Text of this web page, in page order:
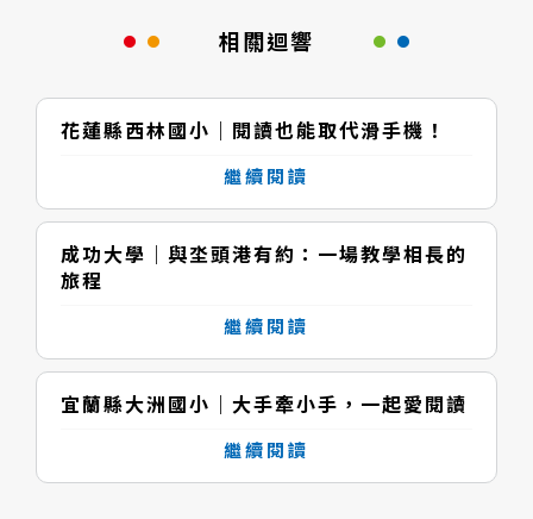
相關迴響
花蓮縣西林國小｜閱讀也能取代滑手機！
繼續閱讀
成功大學｜與坔頭港有約：一場教學相長的
旅程
繼續閱讀
宜蘭縣大洲國小｜大手牽小手，一起愛閱讀
繼續閱讀